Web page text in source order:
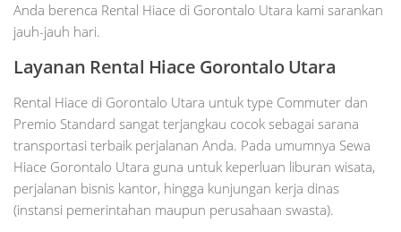
Anda berenca Rental Hiace di Gorontalo Utara kami sarankan
jauh-jauh hari.
Layanan Rental Hiace Gorontalo Utara
Rental Hiace di Gorontalo Utara untuk type Commuter dan
Premio Standard sangat terjangkau cocok sebagai sarana
transportasi terbaik perjalanan Anda. Pada umumnya Sewa
Hiace Gorontalo Utara guna untuk keperluan liburan wisata,
perjalanan bisnis kantor, hingga kunjungan kerja dinas
(instansi pemerintahan maupun perusahaan swasta).